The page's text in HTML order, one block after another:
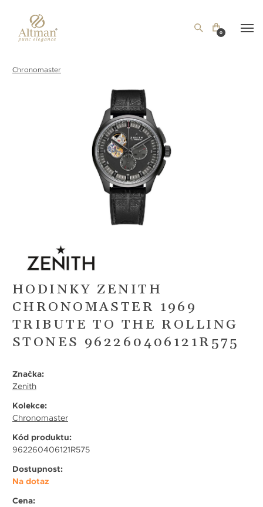
0
Chronomaster
HODINKY ZENITH
CHRONOMASTER 1969
TRIBUTE TO THE ROLLING
STONES 962260406121R575
Značka:
Zenith
Kolekce:
Chronomaster
Kód produktu:
962260406121R575
Dostupnost:
Na dotaz
Cena: